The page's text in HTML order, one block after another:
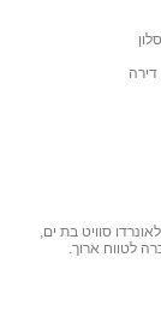
סוויט בת ים,